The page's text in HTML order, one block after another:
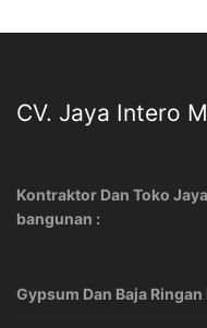
CV. Jaya Intero
Kontraktor Dan Toko
bangunan :
Gypsum Dan Baja